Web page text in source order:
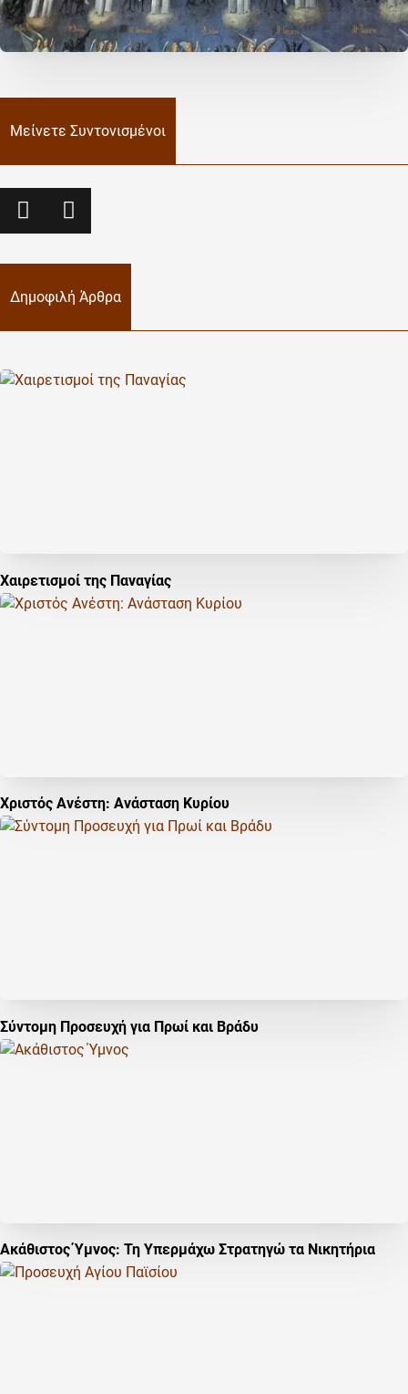
Μείνετε Συντονισμένοι
Δημοφιλή Άρθρα
Χαιρετισμοί της Παναγίας
Χριστός Ανέστη: Ανάσταση Κυρίου
Σύντομη Προσευχή για Πρωί και Βράδυ
Ακάθιστος Ύμνος: Τη Υπερμάχω Στρατηγώ τα Νικητήρια